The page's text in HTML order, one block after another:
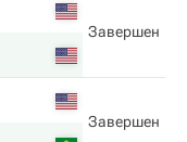
Завершен
Завершен